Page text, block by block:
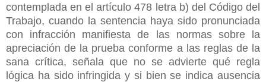
contemplada en el artículo 478 letra b) del Código del
Trabajo, cuando la sentencia haya sido pronunciada
con infracción manifiesta de las normas sobre la
apreciación de la prueba conforme a las reglas de la
sana crítica, señala que no se advierte qué regla
lógica ha sido infringida y si bien se indica ausencia